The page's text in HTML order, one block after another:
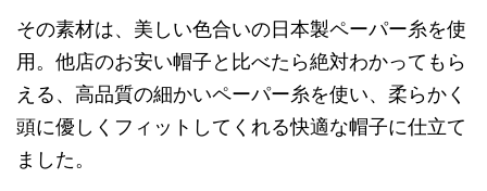
その素材は、美しい色合いの日本製ペーパー糸を使
用。他店のお安い帽子と比べたら絶対わかってもら
える、高品質の細かいペーパー糸を使い、柔らかく
頭に優しくフィットしてくれる快適な帽子に仕立て
ました。